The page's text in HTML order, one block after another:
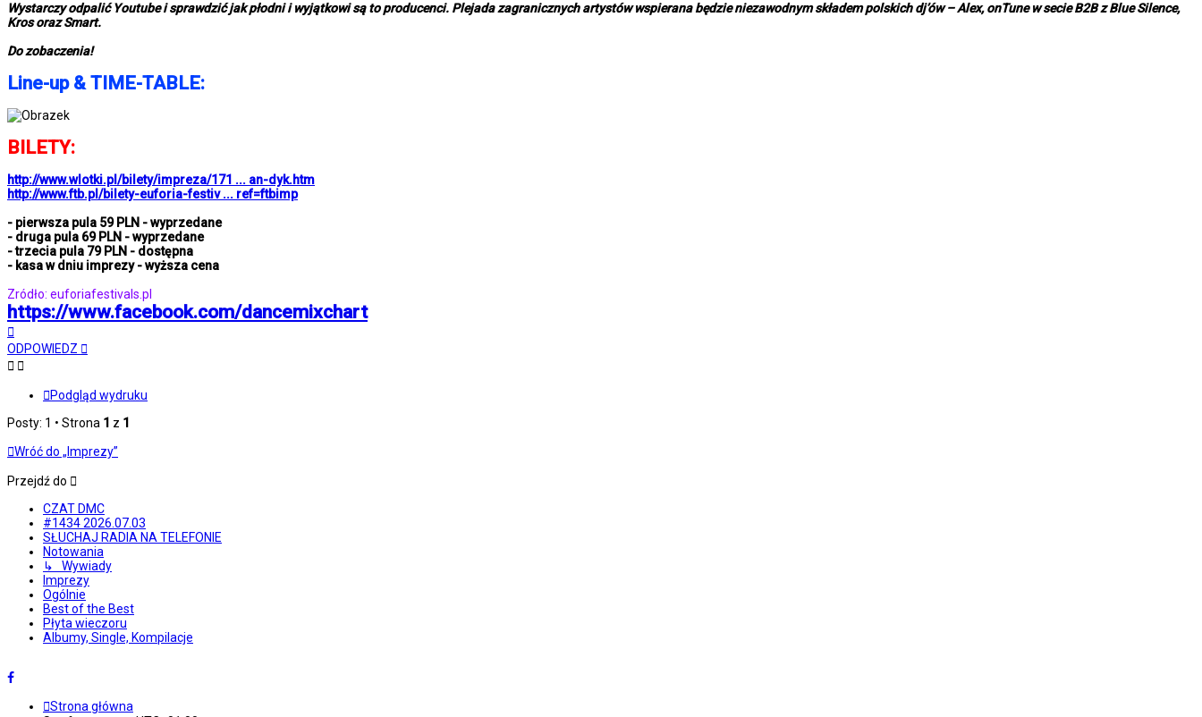
Wystarczy odpalić Youtube i sprawdzić jak płodni i wyjątkowi są to producenci. Plejada zagranicznych artystów wspierana będzie niezawodnym składem polskich dj’ów – Alex, onTune w secie B2B z Blue Silence,
Kros oraz Smart.
Do zobaczenia!
Line-up & TIME-TABLE:
BILETY:
http://www.wlotki.pl/bilety/impreza/171 ... an-dyk.htm
http://www.ftb.pl/bilety-euforia-festiv ... ref=ftbimp
- pierwsza pula 59 PLN - wyprzedane
- druga pula 69 PLN - wyprzedane
- trzecia pula 79 PLN - dostępna
- kasa w dniu imprezy - wyższa cena
Zródło: euforiafestivals.pl
https://www.facebook.com/dancemixchart
górę
ODPOWIEDZ
Podgląd wydruku
Posty: 1 • Strona 1 z 1
Wróć do „Imprezy”
Przejdź do
CZAT DMC
#1434 2026.07.03
SŁUCHAJ RADIA NA TELEFONIE
Notowania
↳ Wywiady
Imprezy
Ogólnie
Best of the Best
Płyta wieczoru
Albumy, Single, Kompilacje
Strona główna